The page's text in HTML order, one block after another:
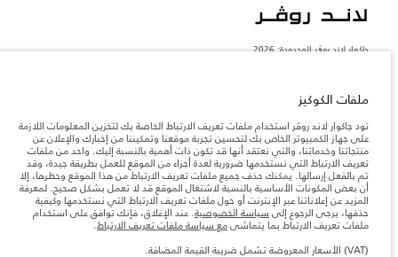
جاكوار لاند روڨر المحدودة: 2026
تعكس الأوزان المذكورة مواصفات السيارة القياسية. سوف تؤثر الإكسسوارات وغيرها من
العناصر المثبتة بعد نقطة التصنيع في الحمولة. تأكد من عدم تجاوز الوزن الإجمالي للسيارة
والحمولة.
المعلومات والمواصفات والأسعار والألوان المذكورة على هذا الموقع قد تختلف من بلد إلى
آخر، كما أنّها قد تتغير بدون إشعار مسبق. الرجاء التواصل مع وكيلنا المحلي للتأكد من توفّرها
والتحقق من الأسعار.
ملاحظة مهمة حول الصور والمواصفات. إن النقص العالمي في أشباه الموصلات يؤثر حاليًا
في مواصفات تصميم السيارات وتوفر الخيارات وتوقيتات التصاميم. هذا ظرف ديناميكي
للغاية، ونتيجة لذلك، قد لا تمثّل الصور المستخدَمة ضمن موقع الويب حاليًا المواصفات الحالية
بالكامل بالنسبة إلى الميزات والخيارات والحلية ومجموعات الألوان. يرجى استشارة وكيلك الذي
ملفات الكوكيز
تود جاكوار لاند روڤر استخدام ملفات تعريف الارتباط الخاصة بك لتخزين المعلومات اللازمة
على جهاز الكمبيوتر الخاص بك لتحسين تجربة موقعنا وتمكيننا من إخبارك والإعلان عن
منتجاتنا وخدماتنا، والتي نعتقد أنها قد تكون ذات أهمية بالنسبة إليك. واحد من ملفات
تعريف الارتباط التي نستخدمها ضرورية لعدة أجزاء من الموقع للعمل بطريقة جيدة، وقد
تم بالفعل إرسالها. يمكنك حذف جميع ملفات تعريف الارتباط من هذا الموقع وحظرها، إلا
أن بعض المكونات الأساسية بالنسبة لاشتغال الموقع قد لا تعمل بشكل صحيح. لمعرفة
المزيد عن إعلاناتنا عبر الإنترنت أو حول ملفات تعريف الارتباط التي نستخدمها وكيفية
حذفها، يرجى الرجوع إلى سياسة الخصوصية. عند الإغلاق، فإنك توافق على استخدام
ملفات تعريف الارتباط بما يتماشىمع سياسة ملفات تعريف الارتباط.
(VAT) الأسعار المعروضة تشمل ضريبة القيمة المضافة.